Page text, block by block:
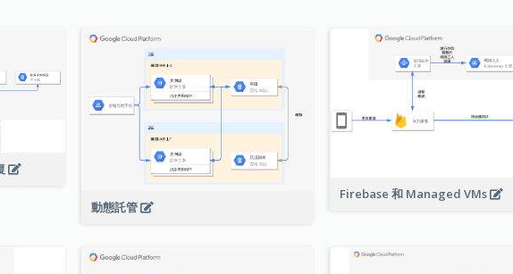
動態託管
Firebase 和 Managed VMs